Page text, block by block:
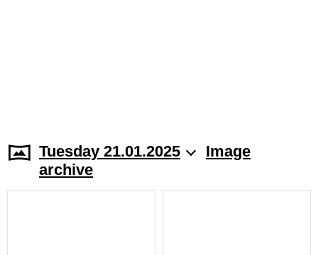
Tuesday 21.01.2025
Image
archive